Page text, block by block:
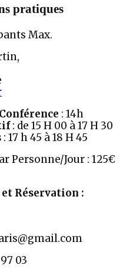
pratiques
Max.
Conférence : 14h
: de 15 H 00 à 17 H 30
: 17 h 45 à 18 H 45
Personne/Jour : 125€
Réservation :
03